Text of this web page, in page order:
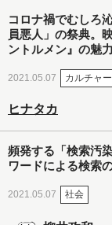
コロナ禍でむしろ
員悪人」の祭典。
ントルメン』の魅力
2021.05.07 カルチャ
ヒナタカ
頻発する「検索汚
ワードによる検索
2021.05.07 社会